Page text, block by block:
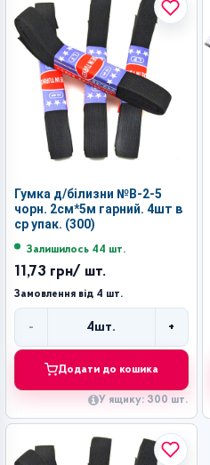
Гумка д/білизни №В-2-5
чорн. 2см*5м гарний. 4шт в
ср упак. (300)
Залишилось 44 шт.
11,73 грн/ шт.
Замовлення від 4 шт.
- 4шт. +
Додати до кошика
У ящику: 300 шт.